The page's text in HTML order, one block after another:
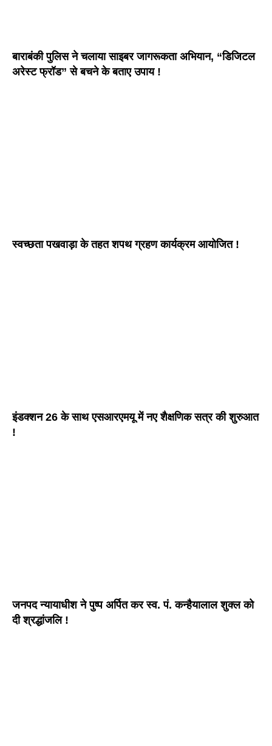
बाराबंकी पुलिस ने चलाया साइबर जागरूकता अभियान, “डिजिटल
अरेस्ट फ्रॉड” से बचने के बताए उपाय !
स्वच्छता पखवाड़ा के तहत शपथ ग्रहण कार्यक्रम आयोजित !
इंडक्शन 26 के साथ एसआरएमयू में नए शैक्षणिक सत्र की शुरुआत
!
जनपद न्यायाधीश ने पुष्प अर्पित कर स्व. पं. कन्हैयालाल शुक्ल को
दी श्रद्धांजलि !